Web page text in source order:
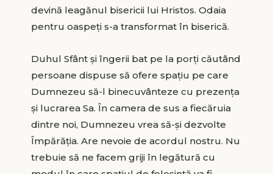
devină leagănul bisericii lui Hristos. Odaia
pentru oaspeți s-a transformat în biserică.
Duhul Sfânt și îngerii bat pe la porți căutând
persoane dispuse să ofere spațiu pe care
Dumnezeu să-l binecuvânteze cu prezența
și lucrarea Sa. În camera de sus a fiecăruia
dintre noi, Dumnezeu vrea să-și dezvolte
Împărăția. Are nevoie de acordul nostru. Nu
trebuie să ne facem griji în legătură cu